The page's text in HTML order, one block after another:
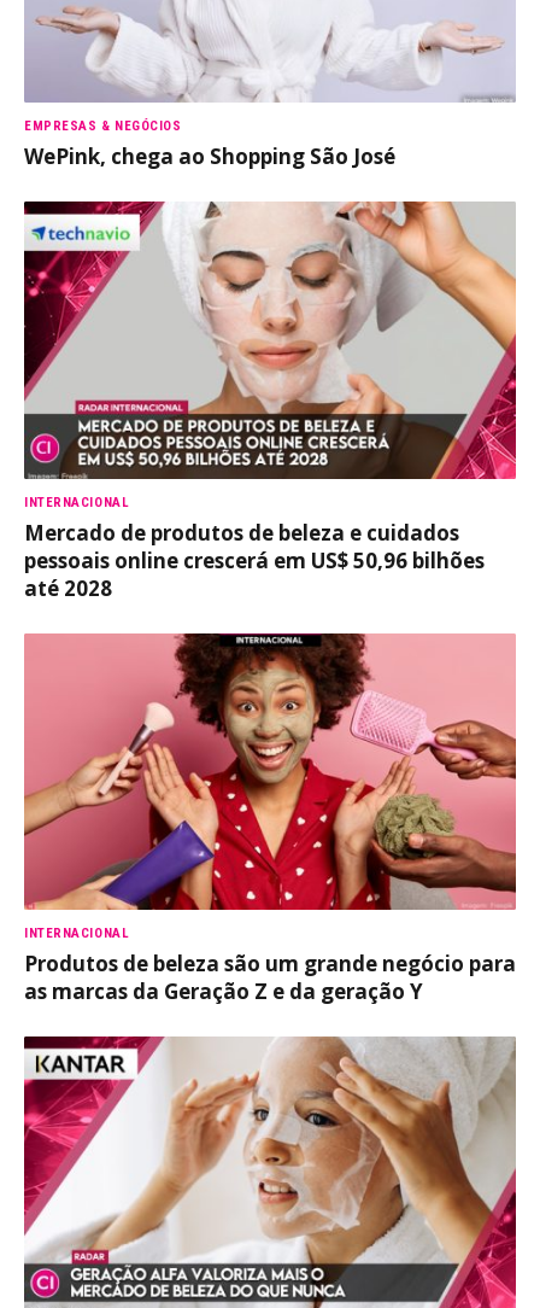
EMPRESAS & NEGÓCIOS
WePink, chega ao Shopping São José
INTERNACIONAL
Mercado de produtos de beleza e cuidados
pessoais online crescerá em US$ 50,96 bilhões
até 2028
INTERNACIONAL
Produtos de beleza são um grande negócio para
as marcas da Geração Z e da geração Y